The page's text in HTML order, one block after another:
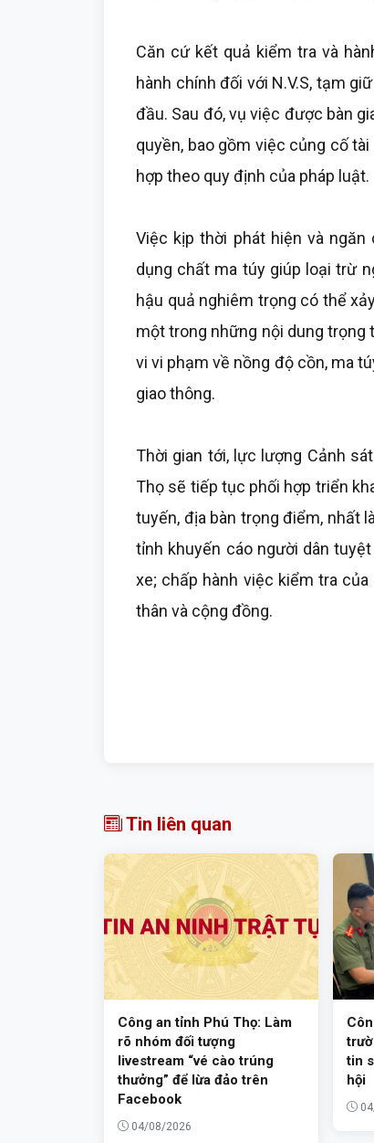
Căn cứ kết quả kiểm tra và
hành chính đối với N.V.S, tạm
đầu. Sau đó, vụ việc được bàn
quyền, bao gồm việc củng cố
hợp theo quy định của pháp luật.
Việc kịp thời phát hiện và
dụng chất ma túy giúp loại trừ
hậu quả nghiêm trọng có thể
một trong những nội dung trọng
vi vi phạm về nồng độ cồn, ma
giao thông.
Thời gian tới, lực lượng Cảnh
Thọ sẽ tiếp tục phối hợp triển
tuyến, địa bàn trọng điểm, nhất
tỉnh khuyến cáo người dân
xe; chấp hành việc kiểm tra
thân và cộng đồng.
Tin liên quan
Công an tỉnh Phú Thọ: Làm
rõ nhóm đối tượng
livestream “vé cào trúng
thưởng” để lừa đảo trên
Facebook
04/08/2026
tin
hội